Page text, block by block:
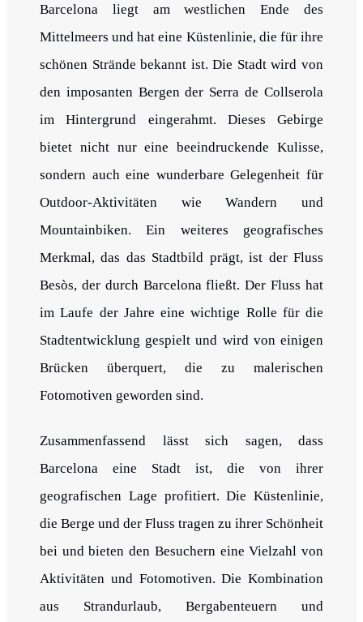
Barcelona liegt am westlichen Ende des
Mittelmeers und hat eine Küstenlinie, die für ihre
schönen Strände bekannt ist. Die Stadt wird von
den imposanten Bergen der Serra de Collserola
im Hintergrund eingerahmt. Dieses Gebirge
bietet nicht nur eine beeindruckende Kulisse,
sondern auch eine wunderbare Gelegenheit für
Outdoor-Aktivitäten wie Wandern und
Mountainbiken. Ein weiteres geografisches
Merkmal, das das Stadtbild prägt, ist der Fluss
Besòs, der durch Barcelona fließt. Der Fluss hat
im Laufe der Jahre eine wichtige Rolle für die
Stadtentwicklung gespielt und wird von einigen
Brücken überquert, die zu malerischen
Fotomotiven geworden sind.
Zusammenfassend lässt sich sagen, dass
Barcelona eine Stadt ist, die von ihrer
geografischen Lage profitiert. Die Küstenlinie,
die Berge und der Fluss tragen zu ihrer Schönheit
bei und bieten den Besuchern eine Vielzahl von
Aktivitäten und Fotomotiven. Die Kombination
aus Strandurlaub, Bergabenteuern und